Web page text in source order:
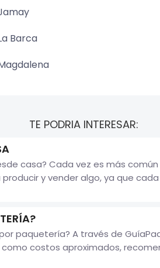
Barca
TE PODRIA INTERESAR:
casa? Cada vez es más
y vender algo, ya que cada
paquetería? A través de
costos aproximados,